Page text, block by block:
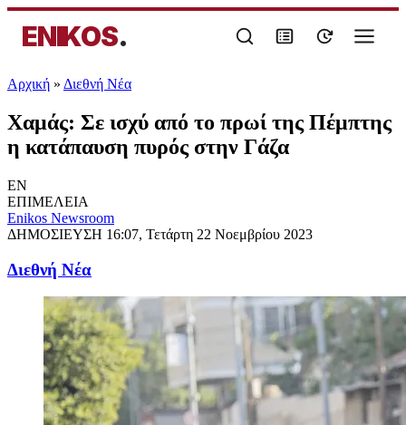
ENIKOS.
Αρχική » Διεθνή Νέα
Χαμάς: Σε ισχύ από το πρωί της Πέμπτης
η κατάπαυση πυρός στην Γάζα
EN
ΕΠΙΜΕΛΕΙΑ
Enikos Newsroom
ΔΗΜΟΣΙΕΥΣΗ 16:07, Τετάρτη 22 Νοεμβρίου 2023
Διεθνή Νέα